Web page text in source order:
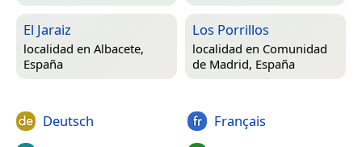
El Jaraiz
localidad en Albacete,
España
Los Porrillos
localidad en Comunidad
de Madrid, España
Deutsch
Français